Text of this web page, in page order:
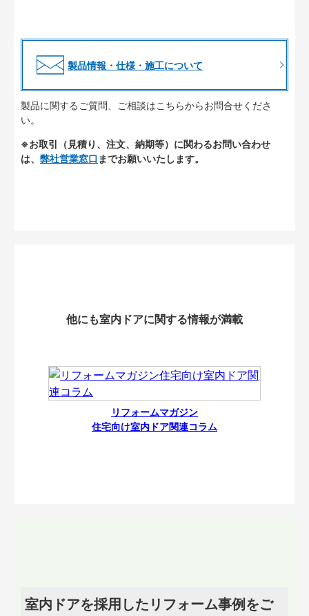
製品情報・仕様・施工について
製品に関するご質問、ご相談はこちらからお問合せくださ
い。
※お取引（見積り、注文、納期等）に関わるお問い合わせ
は、 弊社営業窓口 までお願いいたします。
他にも室内ドアに関する情報が満載
リフォームマガジン
住宅向け室内ドア関連コラム
室内ドアを採用したリフォーム事例をご